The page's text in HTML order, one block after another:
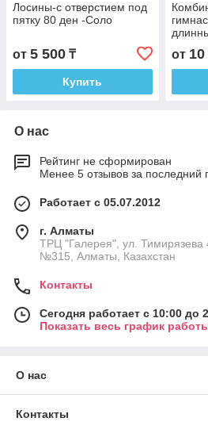
Лосины-с отверстием под
пятку 80 ден -Соло
от 5 500 ₸
Купить
от 10
О нас
Рейтинг не сформирован
Менее 5 отзывов за последний
Работает с 05.07.2012
г. Алматы
ТРЦ "Галерея", ул. Тимирязева
№315, Алматы, Казахстан
Контакты
Сегодня работает с 10:00 до
Показать весь график
О нас
Контакты